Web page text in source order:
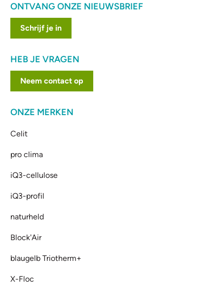
ONTVANG ONZE NIEUWSBRIEF
Schrijf je in
HEB JE VRAGEN
Neem contact op
ONZE MERKEN
Celit
pro clima
iQ3-cellulose
iQ3-profil
naturheld
Block'Air
blaugelb Triotherm+
X-Floc